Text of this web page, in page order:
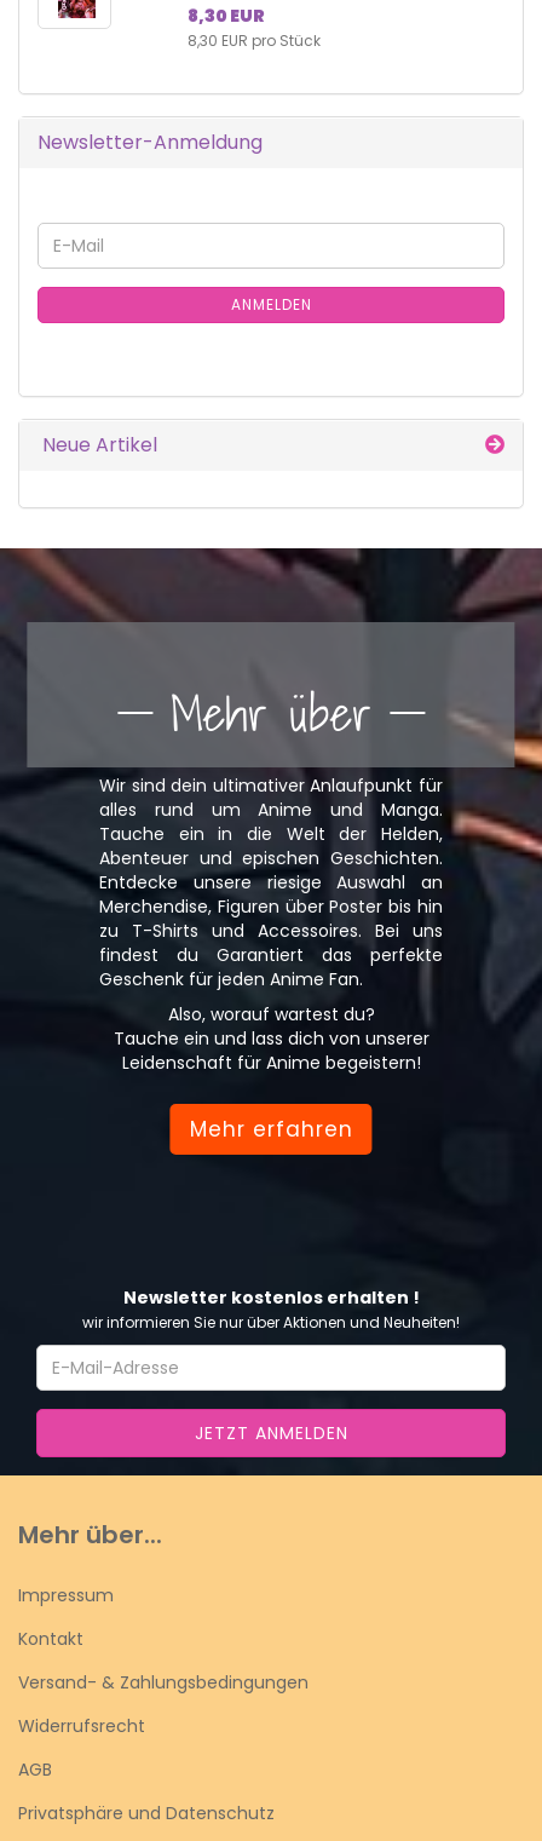
8,30 EUR
8,30 EUR pro Stück
Newsletter-Anmeldung
WEITER
ZUR
NEWSLETTER-
E-
Mail
ANMELDEN
Neue Artikel
Mehr über
Wir sind dein ultimativer Anlaufpunkt für
alles rund um Anime und Manga.
Tauche ein in die Welt der Helden,
Abenteuer und epischen Geschichten.
Entdecke unsere riesige Auswahl an
Merchendise, Figuren über Poster bis hin
zu T-Shirts und Accessoires. Bei uns
findest du Garantiert das perfekte
Geschenk für jeden Anime Fan.
Also, worauf wartest du?
Tauche ein und lass dich von unserer
Leidenschaft für Anime begeistern!
Mehr erfahren
Newsletter kostenlos erhalten !
wir informieren Sie nur über Aktionen und Neuheiten!
Mehr über...
Impressum
Kontakt
Versand- & Zahlungsbedingungen
Widerrufsrecht
AGB
Privatsphäre und Datenschutz